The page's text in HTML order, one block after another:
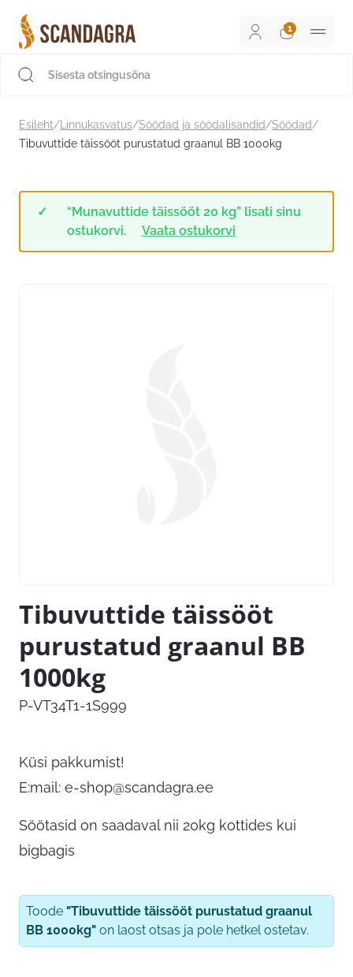
sisu
juurde
Esileht/ Linnukasvatus/Söödad ja söödalisandid/Söödad/
Tibuvuttide täissööt purustatud graanul BB 1000kg
“Munavuttide täissööt 20 kg” lisati sinu
ostukorvi.
Vaata ostukorvi
Tibuvuttide täissööt
purustatud graanul BB
1000kg
P-VT34T1-1S999
Küsi pakkumist!
E:mail: e-shop@scandagra.ee
Söötasid on saadaval nii 20kg kottides kui
bigbagis
Toode "Tibuvuttide täissööt purustatud graanul
BB 1000kg" on laost otsas ja pole hetkel ostetav.